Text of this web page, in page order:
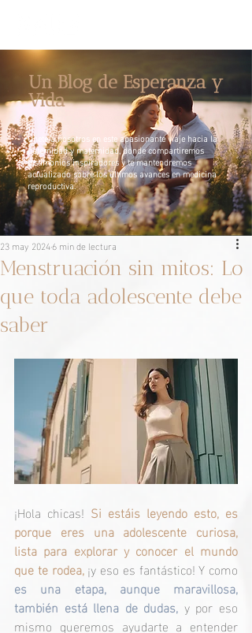
Un Blog de Esperanza y
Vida
Únete a nosotros en este apasionante viaje hacia la
paternidad y maternidad, donde compartiremos
testimonios inspiradores y te mantendremos
actualizado sobre los últimos avances en medicina
reproductiva.
Menstruación sin mitos: Lo
que toda adolescente debe
saber
23 may 20246 min de lectura
¡Hola chicas! Si estáis leyendo esto, es
porque eres una adolescente curiosa,
lista para explorar y conocer el mundo
que te rodea,
es una etapa, aunque maravillosa,
también está llena de dudas, y por eso
mismo queremos ayudarte a entender